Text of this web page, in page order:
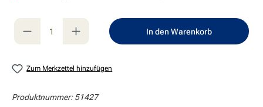
Produkt Anzahl: Gib den gewünschten
In den Warenkorb
Zum Merkzettel hinzufügen
Produktnummer:51427